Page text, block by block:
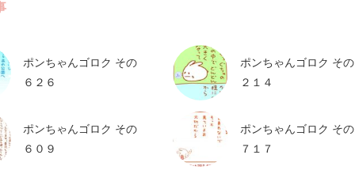
ポンちゃんゴロク その
６２６
ポンちゃんゴロク その
２１４
ポンちゃんゴロク その
６０９
ポンちゃんゴロク その
７１７